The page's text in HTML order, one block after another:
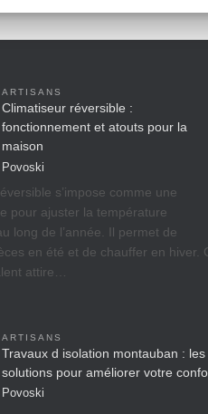
ARTISANS
Climatiseur réversible :
fonctionnement et atouts pour la
maison
Povoski
s’impose comme une
pour ajuster la température
long de l’année. Il permet de
en été et de chauffer en hiver.
attire…
ARTISANS
Travaux d isolation montauban : les
solutions pour améliorer votre
Povoski